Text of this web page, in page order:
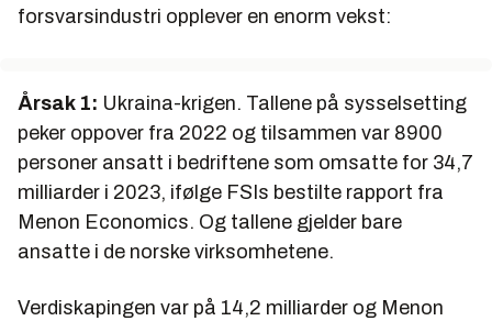
forsvarsindustri opplever en enorm vekst:
Årsak 1: Ukraina-krigen. Tallene på sysselsetting
peker oppover fra 2022 og tilsammen var 8900
personer ansatt i bedriftene som omsatte for 34,7
milliarder i 2023, ifølge FSIs bestilte rapport fra
Menon Economics. Og tallene gjelder bare
ansatte i de norske virksomhetene.
Verdiskapingen var på 14,2 milliarder og Menon